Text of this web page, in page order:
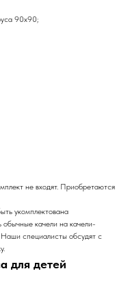
90х90;
не входят. Приобретаются
укомплектована
качели на качели-
Наши специалисты обсудят с
для детей